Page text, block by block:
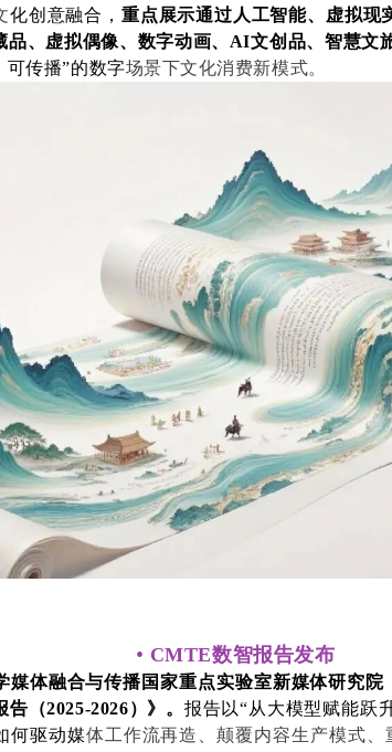
化创意融合， 重点展示通过人工智能、虚拟现
品、虚拟偶像、数字动画、AI文创品、智慧文
可传播”的数字场景下文化消费新模式。
• CMTE数智报告发布
媒体融合与传播国家重点实验室新媒体研究
（2025-2026）》。 报告以“从大模型赋能跃
何驱动媒体工作流再造、颠覆内容生产模式